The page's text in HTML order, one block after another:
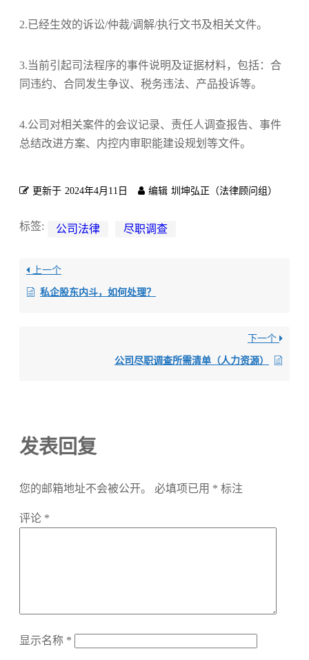
2.已经生效的诉讼/仲裁/调解/执行文书及相关文件。
3.当前引起司法程序的事件说明及证据材料，包括：合
同违约、合同发生争议、税务违法、产品投诉等。
4.公司对相关案件的会议记录、责任人调查报告、事件
总结改进方案、内控内审职能建设规划等文件。
更新于 2024年4月11日 编辑 圳坤弘正（法律顾问组）
标签: 公司法律 尽职调查
上一个
私企股东内斗，如何处理？
下一个
公司尽职调查所需清单（人力资源）
发表回复
您的邮箱地址不会被公开。 必填项已用 * 标注
评论 *
显示名称 *